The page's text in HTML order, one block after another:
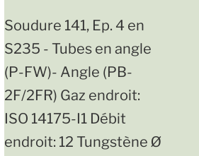
Soudure 141, Ep. 4 en
S235 - Tubes en angle
(P-FW)- Angle (PB-
2F/2FR) Gaz endroit:
ISO 14175-I1 Débit
endroit: 12 Tungstène Ø